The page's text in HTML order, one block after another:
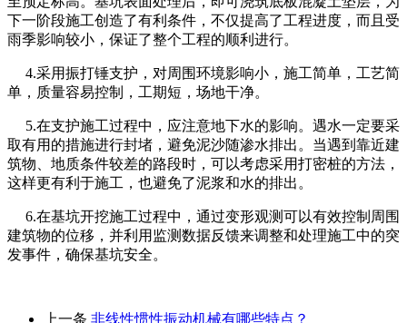
下一阶段施工创造了有利条件，不仅提高了工程进度，而且受
雨季影响较小，保证了整个工程的顺利进行。
4.采用振打锤支护，对周围环境影响小，施工简单，工艺简
单，质量容易控制，工期短，场地干净。
5.在支护施工过程中，应注意地下水的影响。遇水一定要采
取有用的措施进行封堵，避免泥沙随渗水排出。当遇到靠近建
筑物、地质条件较差的路段时，可以考虑采用打密桩的方法，
这样更有利于施工，也避免了泥浆和水的排出。
6.在基坑开挖施工过程中，通过变形观测可以有效控制周围
建筑物的位移，并利用监测数据反馈来调整和处理施工中的突
发事件，确保基坑安全。
上一条 ​非线性惯性振动机械有哪些特点？